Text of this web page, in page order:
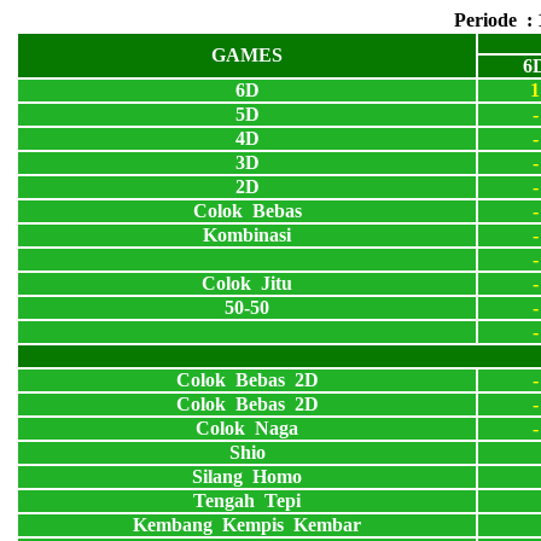
Periode :
GAMES
6D
1
5D
-
4D
-
3D
-
2D
-
Colok Bebas
-
Kombinasi
-
-
Colok Jitu
-
50-50
-
-
Colok Bebas 2D
-
Colok Bebas 2D
-
Colok Naga
-
Shio
Silang Homo
Tengah Tepi
Kembang Kempis Kembar